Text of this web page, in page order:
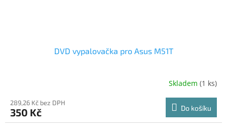
DVD vypalovačka pro Asus M51T
Skladem (1 ks)
289,26 Kč bez DPH
350 Kč Do košíku